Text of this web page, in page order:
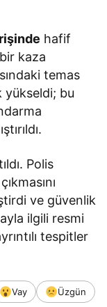
hafif
kaza
temas
yükseldi; bu
Polis
ve güvenlik
ilgili resmi
tespitler
Vay
Üzgün